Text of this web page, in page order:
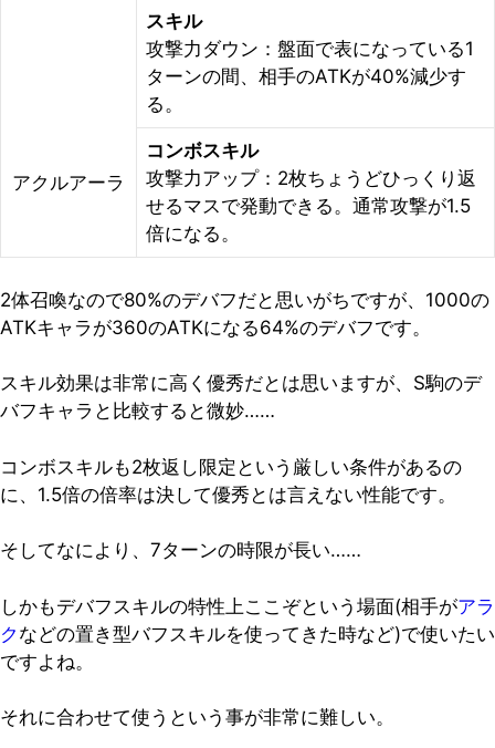
アクルアーラ
スキル
攻撃力ダウン：盤面で表になっている1
ターンの間、相手のATKが40%減少す
る。
コンボスキル
攻撃力アップ：2枚ちょうどひっくり返
せるマスで発動できる。通常攻撃が1.5
倍になる。
2体召喚なので80%のデバフだと思いがちですが、1000の
ATKキャラが360のATKになる64%のデバフです。
スキル効果は非常に高く優秀だとは思いますが、S駒のデ
バフキャラと比較すると微妙……
コンボスキルも2枚返し限定という厳しい条件があるの
に、1.5倍の倍率は決して優秀とは言えない性能です。
そしてなにより、7ターンの時限が長い……
しかもデバフスキルの特性上ここぞという場面(相手がアラ
ク などの置き型バフスキルを使ってきた時など)で使いたい
ですよね。
それに合わせて使うという事が非常に難しい。